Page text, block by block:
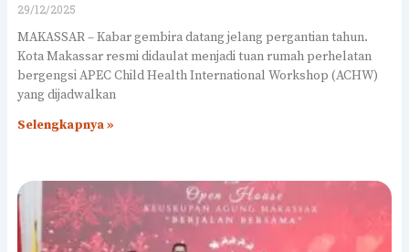
29/12/2025
MAKASSAR – Kabar gembira datang jelang pergantian tahun.
Kota Makassar resmi didaulat menjadi tuan rumah perhelatan
bergengsi APEC Child Health International Workshop (ACHW)
yang dijadwalkan
Selengkapnya »